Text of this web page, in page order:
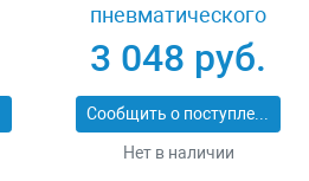
пневматического
инструмента 5
предметов Зубр
06458-H5
3 048 руб.
Сообщить о поступлении
Нет в наличии